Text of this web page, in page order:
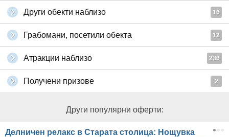
Други обекти наблизо 16
Грабомани, посетили обекта 12
Атракции наблизо 236
Получени призове 2
Други популярни оферти:
Делничен релакс в Старата столица: Нощувка